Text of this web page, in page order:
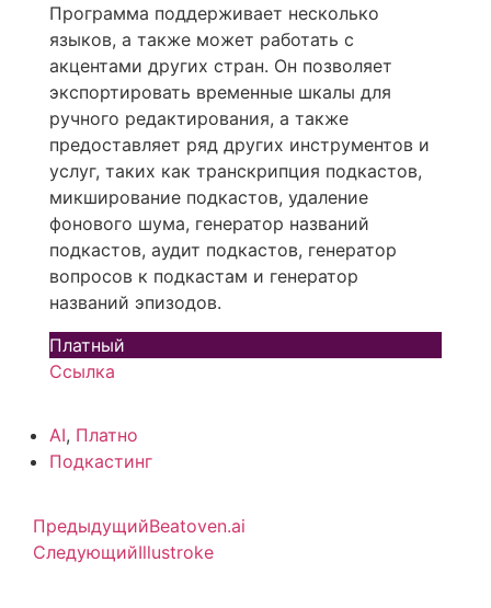
Программа поддерживает несколько
языков, а также может работать с
акцентами других стран. Он позволяет
экспортировать временные шкалы для
ручного редактирования, а также
предоставляет ряд других инструментов и
услуг, таких как транскрипция подкастов,
микширование подкастов, удаление
фонового шума, генератор названий
подкастов, аудит подкастов, генератор
вопросов к подкастам и генератор
названий эпизодов.
Платный
Ссылка
AI, Платно
Подкастинг
ПредыдущийBeatoven.ai
СледующийIllustroke